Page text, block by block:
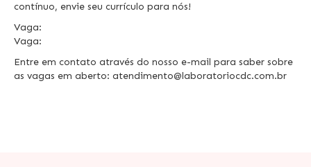
contínuo, envie seu currículo para nós!
Vaga:
Vaga:
Entre em contato através do nosso e-mail para saber sobre
as vagas em aberto: atendimento@laboratoriocdc.com.br